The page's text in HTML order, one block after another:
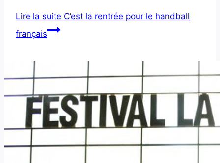
Lire la suite C’est la rentrée pour le handball
français